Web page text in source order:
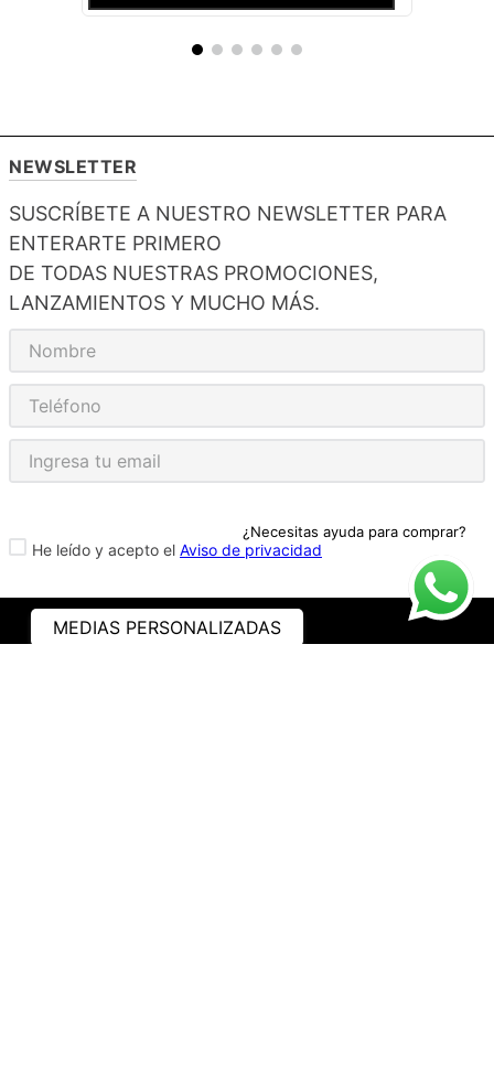
¿Necesitas ayuda para comprar?
NEWSLETTER
SUSCRÍBETE A NUESTRO NEWSLETTER PARA
ENTERARTE PRIMERO
DE TODAS NUESTRAS PROMOCIONES,
LANZAMIENTOS Y MUCHO MÁS.
He leído y acepto el Aviso de privacidad
MEDIAS PERSONALIZADAS